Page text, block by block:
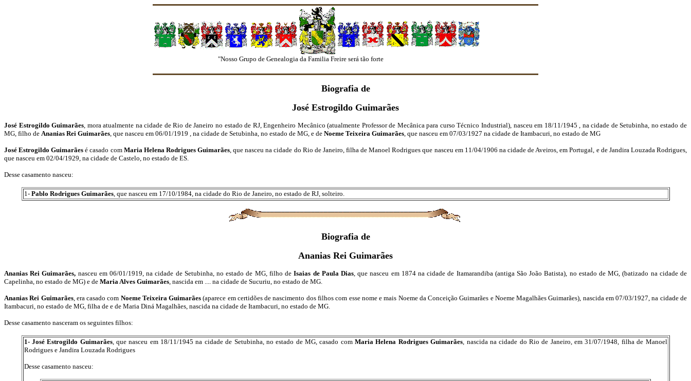
"Nosso Grupo de Genealogia da Familia Freire será tão forte quanto seus membros o façam"
Biografia de
José Estrogildo Guimarães
José Estrogildo Guimarães, mora atualmente na cidade de Rio de Janeiro no estado de RJ, Engenheiro Mecânico (atualmente Professor de Mecânica para curso Técnico Industrial), nasceu em 18/11/1945 , na cidade de Setubinha, no estado de
MG, filho de Ananias Rei Guimarães, que nasceu em 06/01/1919 , na cidade de Setubinha, no estado de MG, e de Noeme Teixeira Guimarães, que nasceu em 07/03/1927 na cidade de Itambacuri, no estado de MG
José Estrogildo Guimarães é casado com Maria Helena Rodrigues Guimarães, que nasceu na cidade do Rio de Janeiro, filha de Manoel Rodrigues que nasceu em 11/04/1906 na cidade de Aveiros, em Portugal, e de Jandira Louzada Rodrigues,
que nasceu em 02/04/1929, na cidade de Castelo, no estado de ES.
Desse casamento nasceu:
1- Pablo Rodrigues Guimarães, que nasceu em 17/10/1984, na cidade do Rio de Janeiro, no estado de RJ, solteiro.
Biografia de
Ananias Rei Guimarães
Ananias Rei Guimarães, nasceu em 06/01/1919, na cidade de Setubinha, no estado de MG, filho deIsaias de Paula Dias, que nasceu em 1874 na cidade de Itamarandiba (antiga São João Batista), no estado de MG, (batizado na cidade de
Capelinha, no estado de MG) e de Maria Alves Guimarães, nascida em .... na cidade de Sucuriu, no estado de MG.
Ananias Rei Guimarães, era casado com Noeme Teixeira Guimarães (aparece em certidões de nascimento dos filhos com esse nome e mais Noeme da Conceição Guimarães e Noeme Magalhães Guimarães), nascida em 07/03/1927, na cidade de
Itambacuri, no estado de MG, filha de e de Maria Diná Magalhães, nascida na cidade de Itambacuri, no estado de MG.
Desse casamento nasceram os seguintes filhos:
1- José Estrogildo Guimarães, que nasceu em 18/11/1945 na cidade de Setubinha, no estado de MG, casado comMaria Helena Rodrigues Guimarães, nascida na cidade do Rio de Janeiro, em 31/07/1948, filha de Manoel
Rodrigues e Jandira Louzada Rodrigues
Desse casamento nasceu: